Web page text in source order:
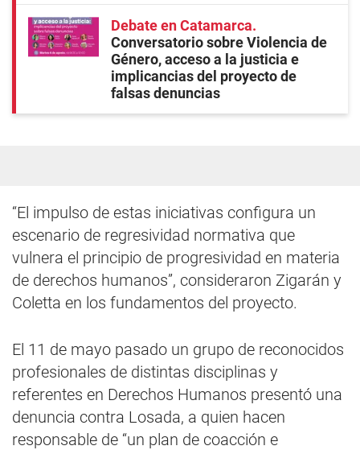
Debate en Catamarca
Conversatorio sobre Violencia de
Género, acceso a la justicia e
implicancias del proyecto de
falsas denuncias
“El impulso de estas iniciativas configura un
escenario de regresividad normativa que
vulnera el principio de progresividad en materia
de derechos humanos”, consideraron Zigarán y
Coletta en los fundamentos del proyecto.
El 11 de mayo pasado un grupo de reconocidos
profesionales de distintas disciplinas y
referentes en Derechos Humanos presentó una
denuncia contra Losada, a quien hacen
responsable de “un plan de coacción e